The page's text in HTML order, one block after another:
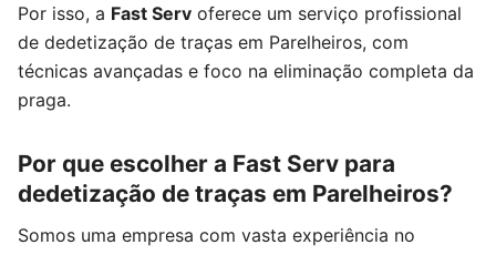
Por isso, a Fast Serv oferece um serviço profissional
de dedetização de traças em Parelheiros, com
técnicas avançadas e foco na eliminação completa da
praga.
Por que escolher a Fast Serv para
dedetização de traças em Parelheiros?
Somos uma empresa com vasta experiência no